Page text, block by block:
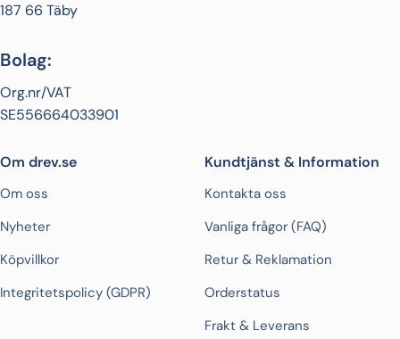
187 66 Täby
Bolag:
Org.nr/VAT
SE556664033901
Om drev.se
Om oss
Nyheter
Köpvillkor
Integritetspolicy (GDPR)
Kundtjänst & Information
Kontakta oss
Vanliga frågor (FAQ)
Retur & Reklamation
Orderstatus
Frakt & Leverans